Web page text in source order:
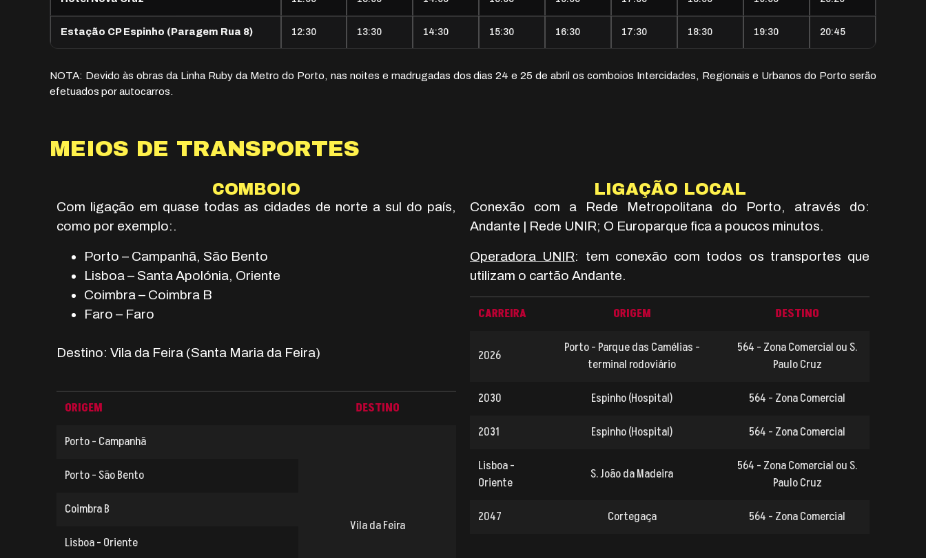
Estação CP Espinho (Paragem Rua 8) 12:30 13:30 14:30 15:30 16:30 17:30 18:30 19:30 20:45
NOTA: Devido às obras da Linha Ruby da Metro do Porto, nas noites e madrugadas dos dias 24 e 25 de abril os comboios Intercidades, Regionais e Urbanos do Porto serão
efetuados por autocarros.
MEIOS DE TRANSPORTES
COMBOIO
Com ligação em quase todas as cidades de norte a sul do país,
como por exemplo:.
Porto – Campanhã, São Bento
Lisboa – Santa Apolónia, Oriente
Coimbra – Coimbra B
Faro – Faro
Destino: Vila da Feira (Santa Maria da Feira)
ORIGEM DESTINO
Porto - Campanhã
Vila da Feira
Porto - São Bento
Coimbra B
Lisboa - Oriente
LIGAÇÃO LOCAL
Conexão com a Rede Metropolitana do Porto, através do:
Andante | Rede UNIR; O Europarque fica a poucos minutos.
Operadora UNIR: tem conexão com todos os transportes que
utilizam o cartão Andante.
CARREIRA ORIGEM DESTINO
2026
Porto - Parque das Camélias -
terminal rodoviário
564 - Zona Comercial ou S.
Paulo Cruz
2030 Espinho (Hospital) 564 - Zona Comercial
2031 Espinho (Hospital) 564 - Zona Comercial
Lisboa -
Oriente
S. João da Madeira
564 - Zona Comercial ou S.
Paulo Cruz
2047 Cortegaça 564 - Zona Comercial